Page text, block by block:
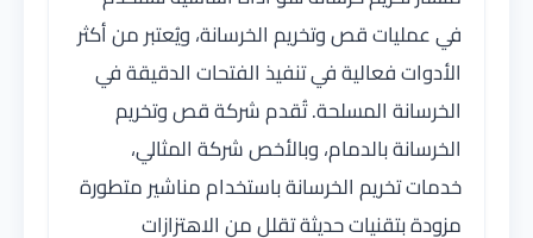
في عمليات قص وتخريم الخرسانة، ويُعتبر من أكثر
الأدوات فعالية في تنفيذ الفتحات الدقيقة في
الخرسانة المسلحة. تُقدم شركة قص وتخريم
الخرسانة بالدمام، وبالأخص شركة المثالي،
خدمات تخريم الخرسانة باستخدام مناشير متطورة
مزودة بتقنيات حديثة تقلل من الاهتزازات